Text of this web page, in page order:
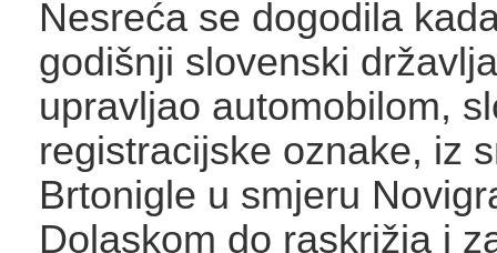
Nesreća se dogodila
godišnji slovenski
upravljao automobilom,
registracijske oznake, iz
Brtonigle u smjeru
Dolaskom do raskrižja i